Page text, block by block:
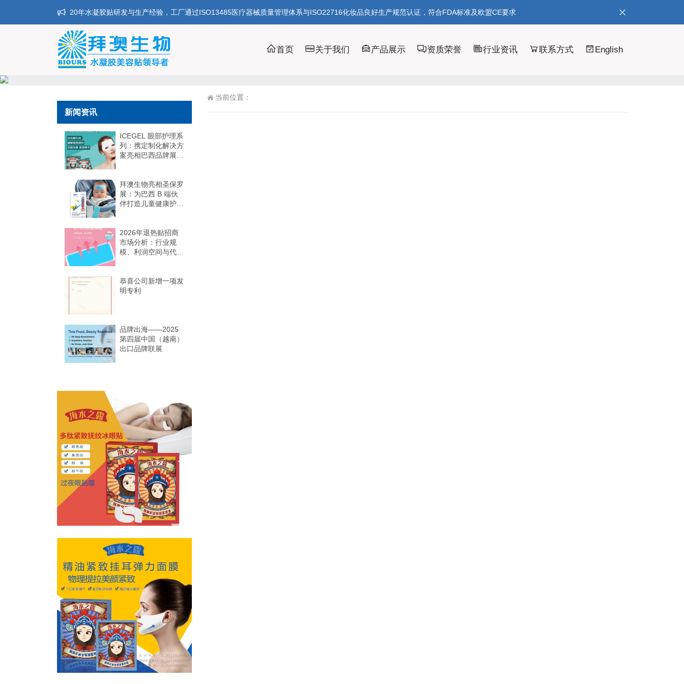
20年水凝胶贴研发与生产经验，工厂通过ISO13485医疗器械质量管理体系与ISO22716化妆品良好生产规范认证，符合FDA标准及欧盟CE要求
首页 关于我们 产品展示 资质荣誉 行业资讯 联系方式 English
当前位置：
新闻资讯
ICEGEL 眼部护理系
列：携定制化解决方
案亮相巴西品牌展，
拜澳生物亮相圣保罗
展：为巴西 B 端伙
伴打造儿童健康护理
理蓝海
2026年退热贴招商
市场分析：行业规
模、利润空间与代理
恭喜公司新增一项发
明专利
品牌出海——2025
第四届中国（越南）
出口品牌联展